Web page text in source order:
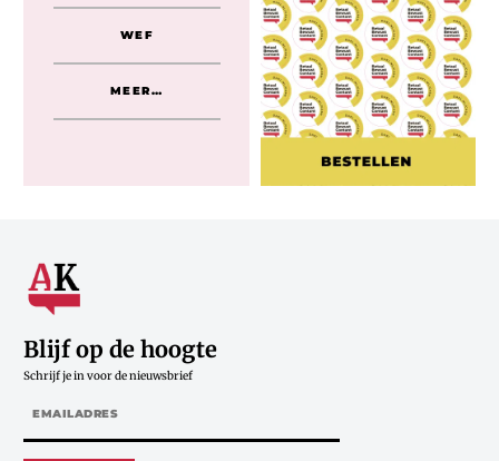
WEF
MEER…
Blijf op de hoogte
Schrijf je in voor de nieuwsbrief